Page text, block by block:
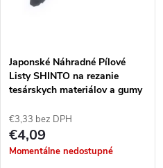
Japonské Náhradné Pílové
Listy SHINTO na rezanie
tesárskych materiálov a gumy
€3,33 bez DPH
€4,09
Momentálne nedostupné